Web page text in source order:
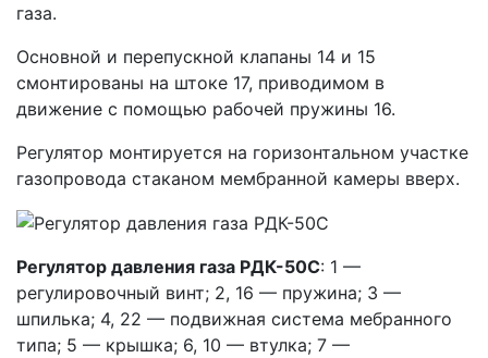
газа.
Основной и перепускной клапаны 14 и 15
смонтированы на штоке 17, приводимом в
движение с помощью рабочей пружины 16.
Регулятор монтируется на горизонтальном участке
газопровода стаканом мембранной камеры вверх.
Регулятор давления газа РДК-50С: 1 —
регулировочный винт; 2, 16 — пружина; 3 —
шпилька; 4, 22 — подвижная система мебранного
типа; 5 — крышка; 6, 10 — втулка; 7 —